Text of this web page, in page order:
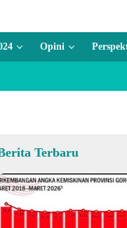
Opini
Terbaru